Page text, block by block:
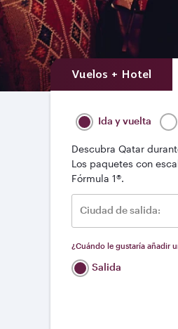
Vuelos + Hotel
Ida y vuelta
Descubra Qatar
Los paquetes con
Fórmula 1®.
Ciudad de salida:
¿Cuándo le gustaría añadir
Salida